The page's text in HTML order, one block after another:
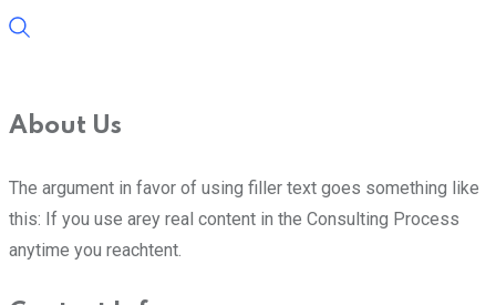
About Us
The argument in favor of using filler text goes something like
this: If you use arey real content in the Consulting Process
anytime you reachtent.